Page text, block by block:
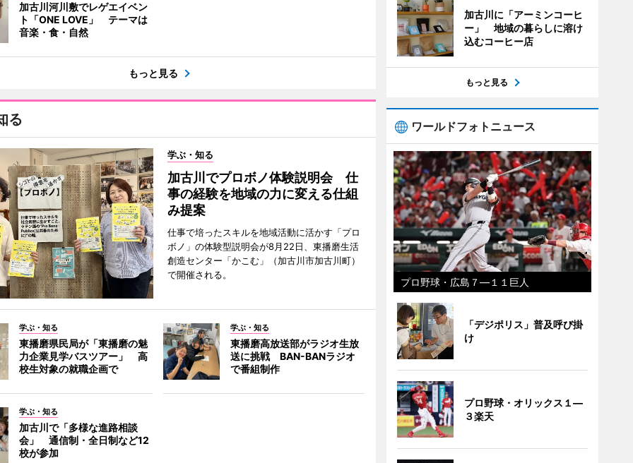
加古川河川敷でレゲエイベン
ト「ONE LOVE」 テーマは
音楽・食・自然
もっと見る
る
学ぶ・知る
加古川でプロボノ体験説明会 仕
事の経験を地域の力に変える仕組
み提案
仕事で培ったスキルを地域活動に活かす「プロ
ボノ」の体験型説明会が8月22日、東播磨生活
創造センター「かこむ」（加古川市加古川町）
で開催される。
学ぶ・知る
東播磨県民局が「東播磨の魅
力企業見学バスツアー」 高
校生対象の就職企画で
学ぶ・知る
東播磨高放送部がラジオ生放
送に挑戦 BAN-BANラジオ
で番組制作
学ぶ・知る
加古川で「多様な進路相談
会」 通信制・全日制など12
校が参加
加古川に「アーミンコーヒ
ー」 地域の暮らしに溶け
込むコーヒー店
もっと見る
ワールドフォトニュース
プロ野球・広島７―１１巨人
「デジポリス」普及呼び掛
け
プロ野球・オリックス１―
３楽天